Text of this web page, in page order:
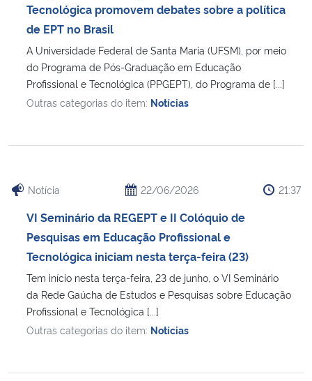
Tecnológica promovem debates sobre a política
de EPT no Brasil
A Universidade Federal de Santa Maria (UFSM), por meio
do Programa de Pós-Graduação em Educação
Profissional e Tecnológica (PPGEPT), do Programa de [...]
Outras categorias do item: Notícias
Notícia 22/06/2026 21:37
VI Seminário da REGEPT e II Colóquio de
Pesquisas em Educação Profissional e
Tecnológica iniciam nesta terça-feira (23)
Tem início nesta terça-feira, 23 de junho, o VI Seminário
da Rede Gaúcha de Estudos e Pesquisas sobre Educação
Profissional e Tecnológica [...]
Outras categorias do item: Notícias